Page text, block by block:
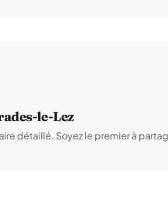
le-Lez
détaillé. Soyez le premier à